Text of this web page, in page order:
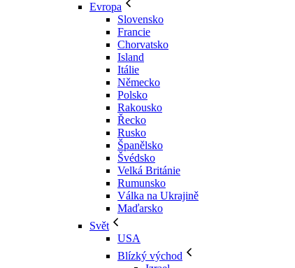
Evropa
Slovensko
Francie
Chorvatsko
Island
Itálie
Německo
Polsko
Rakousko
Řecko
Rusko
Španělsko
Švédsko
Velká Británie
Rumunsko
Válka na Ukrajině
Maďarsko
Svět
USA
Blízký východ